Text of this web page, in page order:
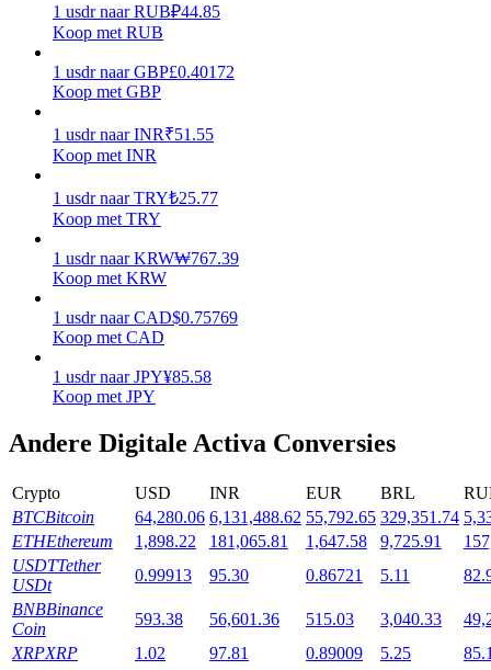
Uitzetten
Hoog rendement en directe toegang
Flexibel staken om populaire tokens te verdienen.
1 usdr naar RUB₽44.85
Koop met RUB
1 usdr naar GBP£0.40172
Koop met GBP
1 usdr naar INR₹51.55
Koop met INR
1 usdr naar TRY₺25.77
Koop met TRY
1 usdr naar KRW₩767.39
Koop met KRW
1 usdr naar CAD$0.75769
Koop met CAD
1 usdr naar JPY¥85.58
Koop met JPY
Andere Digitale Activa Conversies
Crypto USD INR EUR BRL
BTCBitcoin 64,280.06 6,131,488.62 55,792.65 329,351.74
ETHEthereum 1,898.22 181,065.81 1,647.58 9,725.91
USDTTether
USDt
0.99913 95.30 0.86721 5.11
BNBBinance
Coin
593.38 56,601.36 515.03 3,040.33
XRPXRP 1.02 97.81 0.89009 5.25